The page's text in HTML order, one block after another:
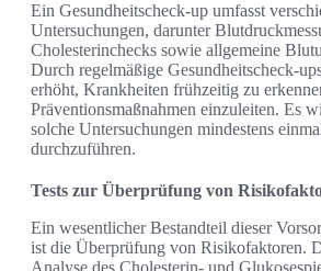
Ein Gesundheitscheck-up umfasst
Untersuchungen, darunter
Cholesterinchecks sowie allgemeine
Durch regelmäßige Gesundheitscheck-
erhöht, Krankheiten frühzeitig zu
Präventionsmaßnahmen einzuleiten. Es
solche Untersuchungen mindestens
durchzuführen.
Tests zur Überprüfung von
Ein wesentlicher Bestandteil dieser
ist die Überprüfung von Risikofaktoren.